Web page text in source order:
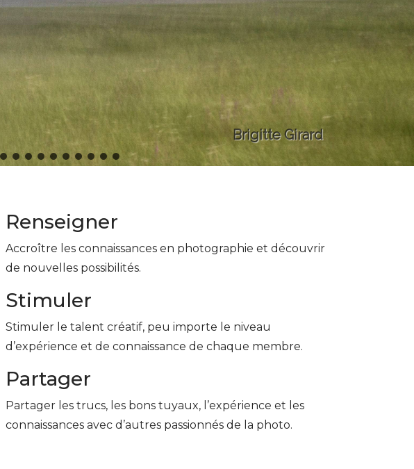
Brigitte Girard
Renseigner
Accroître les connaissances en photographie et découvrir
de nouvelles possibilités.
Stimuler
Stimuler le talent créatif, peu importe le niveau
d’expérience et de connaissance de chaque membre.
Partager
Partager les trucs, les bons tuyaux, l’expérience et les
connaissances avec d’autres passionnés de la photo.